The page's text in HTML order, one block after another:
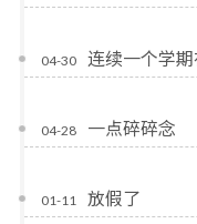
04-30 连续一个学
04-28 一点碎碎念
01-11 放假了